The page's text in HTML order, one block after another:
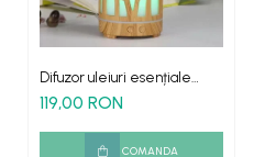
Difuzor uleiuri esențiale
aromaterapie Wood Tower
lumina led
119,00 RON
COMANDA